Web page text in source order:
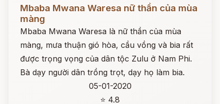
Mbaba Mwana Waresa nữ thần của mùa
màng
Mbaba Mwana Waresa là nữ thần của mùa
màng, mưa thuận gió hòa, cầu vồng và bia rất
được trọng vọng của dân tộc Zulu ở Nam Phi.
Bà dạy người dân trồng trọt, dạy họ làm bia.
05-01-2020
⭐ 4.8